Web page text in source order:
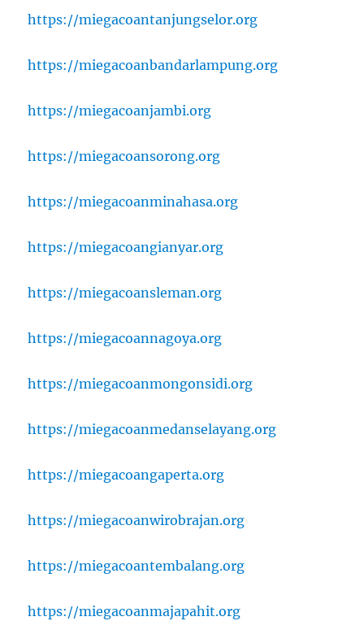
https://miegacoantanjungselor.org
https://miegacoanbandarlampung.org
https://miegacoanjambi.org
https://miegacoansorong.org
https://miegacoanminahasa.org
https://miegacoangianyar.org
https://miegacoansleman.org
https://miegacoannagoya.org
https://miegacoanmongonsidi.org
https://miegacoanmedanselayang.org
https://miegacoangaperta.org
https://miegacoanwirobrajan.org
https://miegacoantembalang.org
https://miegacoanmajapahit.org